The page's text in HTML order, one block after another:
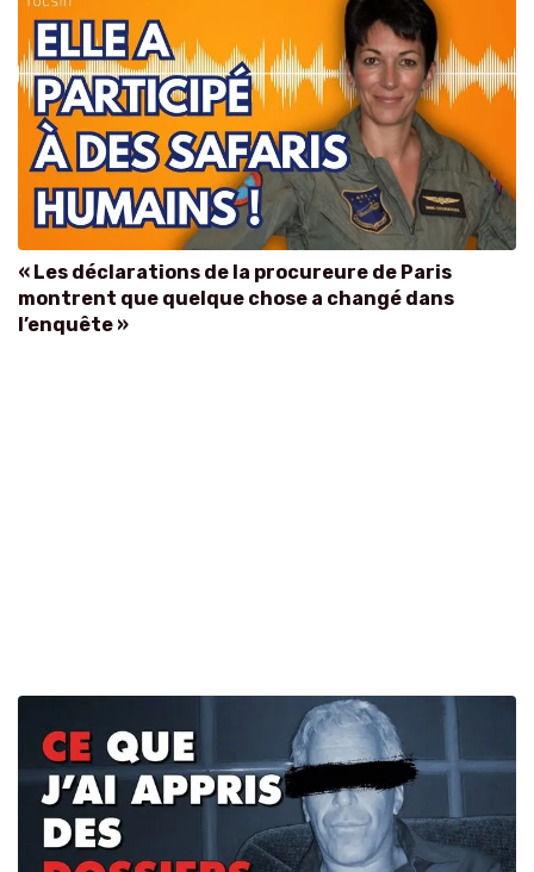
« Les déclarations de la procureure de Paris
montrent que quelque chose a changé dans
l’enquête »